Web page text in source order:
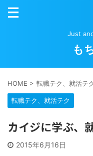
Just
も
HOME > 転職テク、就活テ
転職テク、就活テク
カイジに学ぶ、
2015年6月16日